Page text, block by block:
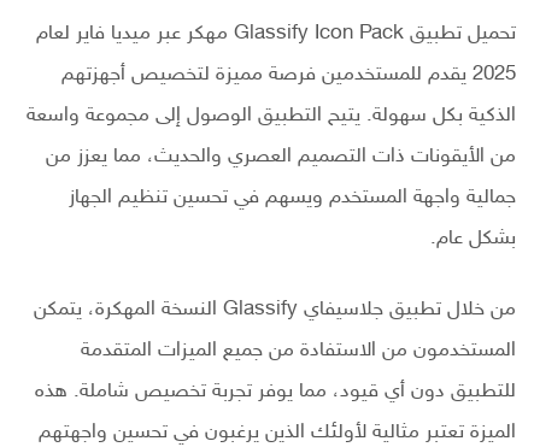
تحميل تطبيق Glassify Icon Pack مهكر عبر ميديا فاير لعام
2025 يقدم للمستخدمين فرصة مميزة لتخصيص أجهزتهم
الذكية بكل سهولة. يتيح التطبيق الوصول إلى مجموعة واسعة
من الأيقونات ذات التصميم العصري والحديث، مما يعزز من
جمالية واجهة المستخدم ويسهم في تحسين تنظيم الجهاز
بشكل عام.
من خلال تطبيق جلاسيفاي Glassify النسخة المهكرة، يتمكن
المستخدمون من الاستفادة من جميع الميزات المتقدمة
للتطبيق دون أي قيود، مما يوفر تجربة تخصيص شاملة. هذه
الميزة تعتبر مثالية لأولئك الذين يرغبون في تحسين واجهتهم